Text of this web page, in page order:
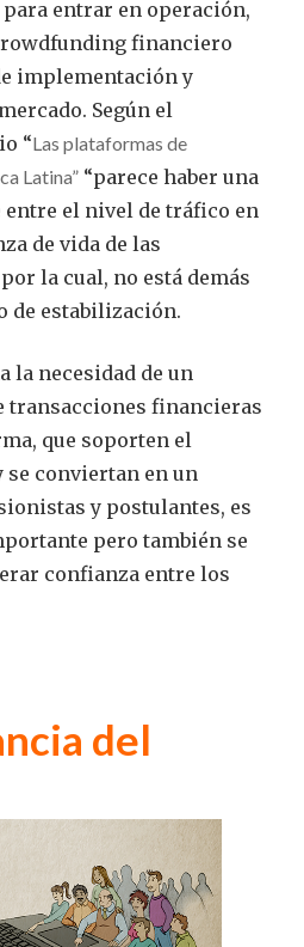
entrar en operación,
financiero
implementación y
Según el
“Las plataformas de
Latina” “parece haber una
el nivel de tráfico en
de vida de las
la cual, no está demás
de estabilización.
la necesidad de un
transacciones financieras
que soporten el
se conviertan en un
y postulantes, es
pero también se
confianza entre los
del